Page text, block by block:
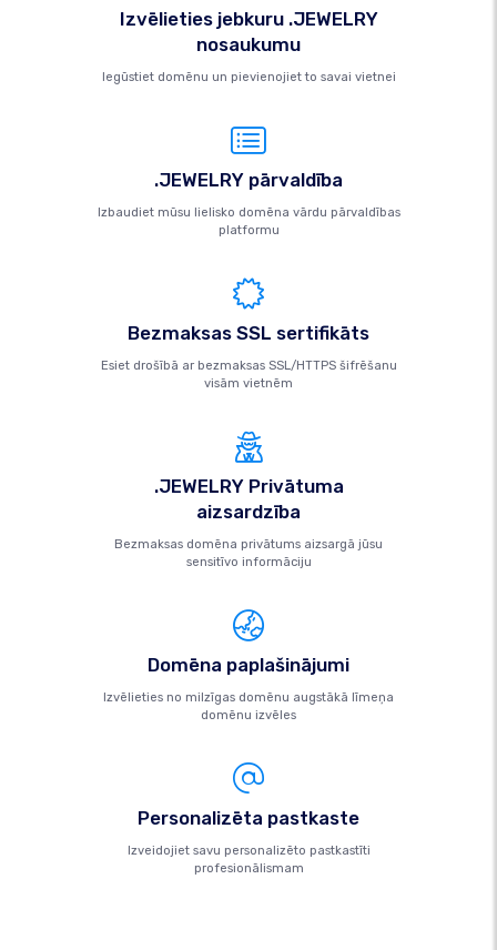
Izvēlieties jebkuru .JEWELRY
nosaukumu
Iegūstiet domēnu un pievienojiet to savai vietnei
.JEWELRY pārvaldība
Izbaudiet mūsu lielisko domēna vārdu pārvaldības
platformu
Bezmaksas SSL sertifikāts
Esiet drošībā ar bezmaksas SSL/HTTPS šifrēšanu
visām vietnēm
.JEWELRY Privātuma
aizsardzība
Bezmaksas domēna privātums aizsargā jūsu
sensitīvo informāciju
Domēna paplašinājumi
Izvēlieties no milzīgas domēnu augstākā līmeņa
domēnu izvēles
Personalizēta pastkaste
Izveidojiet savu personalizēto pastkastīti
profesionālismam